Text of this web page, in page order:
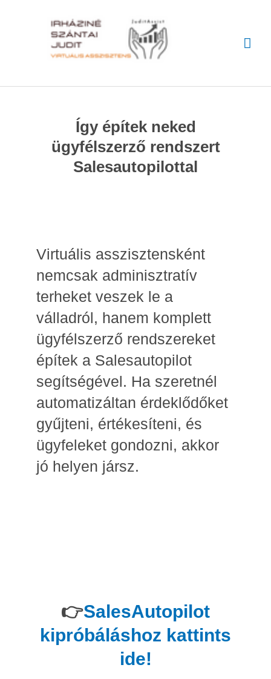
Így építek neked
ügyfélszerző rendszert
Salesautopilottal
Virtuális asszisztensként
nemcsak adminisztratív
terheket veszek le a
válladról, hanem komplett
ügyfélszerző rendszereket
építek a Salesautopilot
segítségével. Ha szeretnél
automatizáltan érdeklődőket
gyűjteni, értékesíteni, és
ügyfeleket gondozni, akkor
jó helyen jársz.
👉SalesAutopilot
kipróbáláshoz kattints
ide!